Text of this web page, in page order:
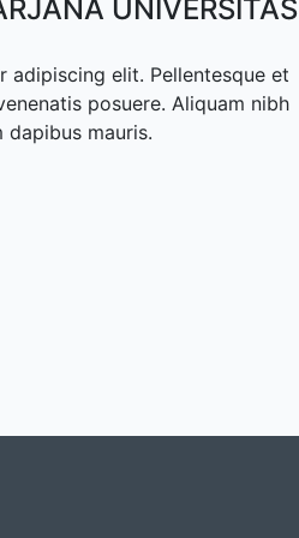
UNIVERSITAS
adipiscing elit. Pellentesque et
posuere. Aliquam nibh
mauris.